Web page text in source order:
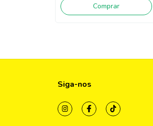
Comprar
Siga-nos